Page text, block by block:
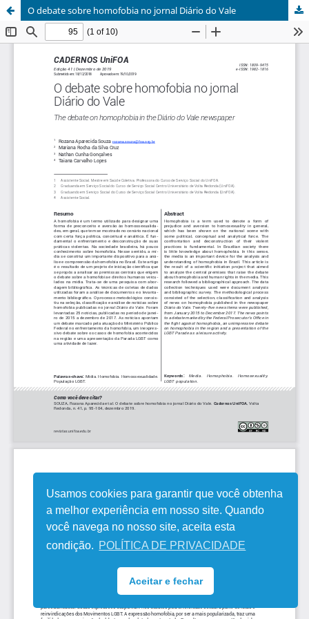
Usamos cookies para garantir que você obtenha
a melhor experiência em nosso site. Quando
você navega no nosso site, aceita esta
condição. POLÍTICA DE PRIVACIDADE
Aceitar e fechar
O debate sobre homofobia no jornal Diário do Vale